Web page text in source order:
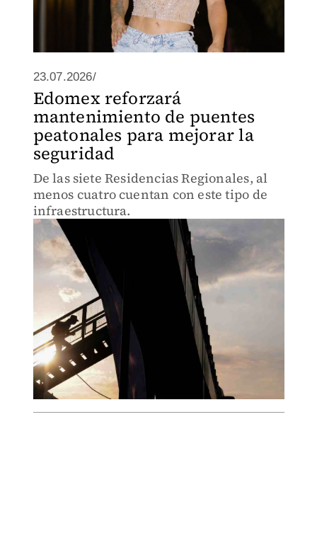
23.07.2026/
Edomex reforzará
mantenimiento de puentes
peatonales para mejorar la
seguridad
De las siete Residencias Regionales, al
menos cuatro cuentan con este tipo de
infraestructura.